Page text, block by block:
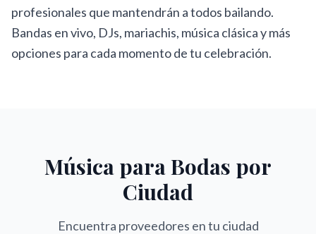
profesionales que mantendrán a todos bailando.
Bandas en vivo, DJs, mariachis, música clásica y más
opciones para cada momento de tu celebración.
Música para Bodas por
Ciudad
Encuentra proveedores en tu ciudad